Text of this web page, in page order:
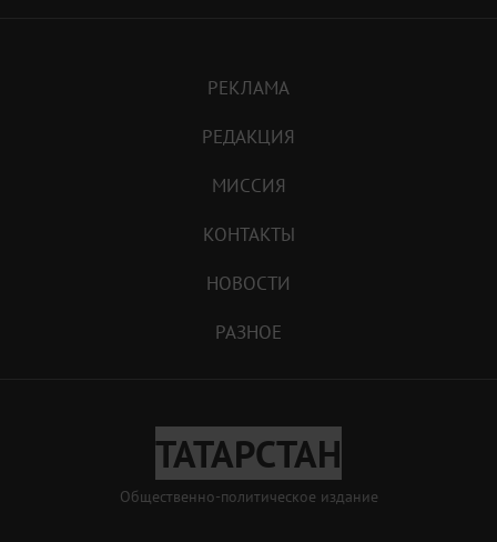
РЕКЛАМА
РЕДАКЦИЯ
МИССИЯ
КОНТАКТЫ
НОВОСТИ
РАЗНОЕ
ТАТАРСТАН
Общественно-политическое издание